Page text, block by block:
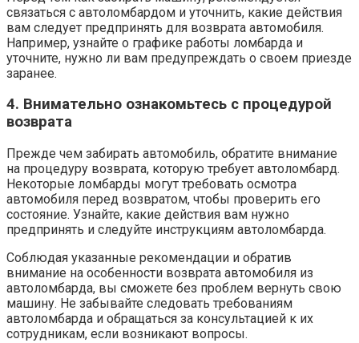
связаться с автоломбардом и уточнить, какие действия
вам следует предпринять для возврата автомобиля.
Например, узнайте о графике работы ломбарда и
уточните, нужно ли вам предупреждать о своем приезде
заранее.
4. Внимательно ознакомьтесь с процедурой
возврата
Прежде чем забирать автомобиль, обратите внимание
на процедуру возврата, которую требует автоломбард.
Некоторые ломбарды могут требовать осмотра
автомобиля перед возвратом, чтобы проверить его
состояние. Узнайте, какие действия вам нужно
предпринять и следуйте инструкциям автоломбарда.
Соблюдая указанные рекомендации и обратив
внимание на особенности возврата автомобиля из
автоломбарда, вы сможете без проблем вернуть свою
машину. Не забывайте следовать требованиям
автоломбарда и обращаться за консультацией к их
сотрудникам, если возникают вопросы.